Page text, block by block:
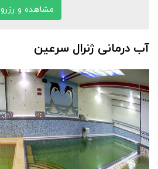
مشاهده و رزرو
آب درمانی ژنرال سرعین